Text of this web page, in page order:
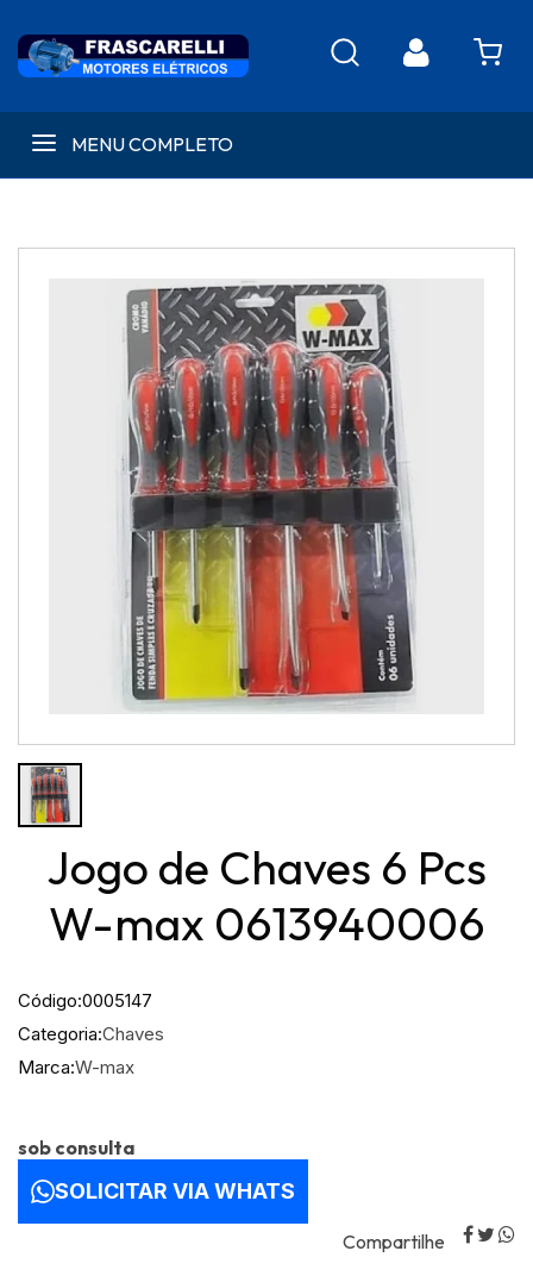
MENU COMPLETO
Jogo de Chaves 6 Pcs
W-max 0613940006
Código:0005147
Categoria:Chaves
Marca:W-max
sob consulta
SOLICITAR VIA WHATS
Compartilhe